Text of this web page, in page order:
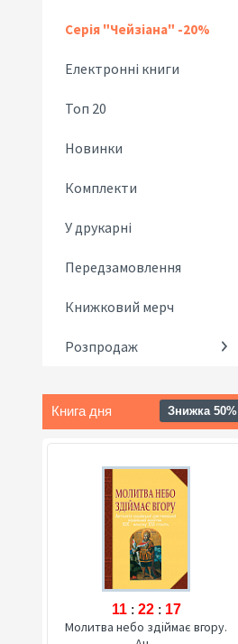
Серія "Чейзіана" -20%
Електронні книги
Топ 20
Новинки
Комплекти
У друкарні
Передзамовлення
Книжковий мерч
Розпродаж
Книга дня Знижка 50%
11 : 22 : 16
Молитва небо здіймає вгору.